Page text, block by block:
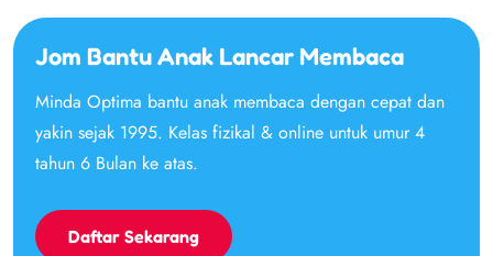
Jom Bantu Anak Lancar Membaca
Minda Optima bantu anak membaca dengan cepat dan
yakin sejak 1995. Kelas fizikal & online untuk umur 4
tahun 6 Bulan ke atas.
Daftar Sekarang